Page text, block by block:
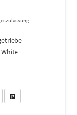
White
Sie an
PDF-Datei, Fahrzeugexposé